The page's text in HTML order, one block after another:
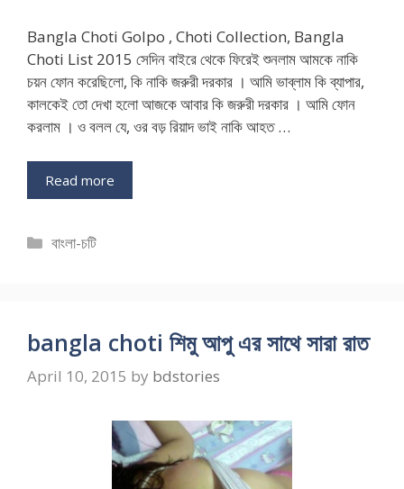
Bangla Choti Golpo , Choti Collection, Bangla
Choti List 2015 সেদিন বাইরে থেকে ফিরেই শুনলাম আমকে নাকি
চয়ন ফোন করেছিলো, কি নাকি জরুরী দরকার । আমি ভাব্লাম কি ব্যাপার,
কালকেই তো দেখা হলো আজকে আবার কি জরুরী দরকার । আমি ফোন
করলাম । ও বলল যে, ওর বড় রিয়াদ ভাই নাকি আহত …
Read more
Categories
বাংলা-চটি
bangla choti শিমু আপু এর সাথে সারা রাত
April 10, 2015 by bdstories